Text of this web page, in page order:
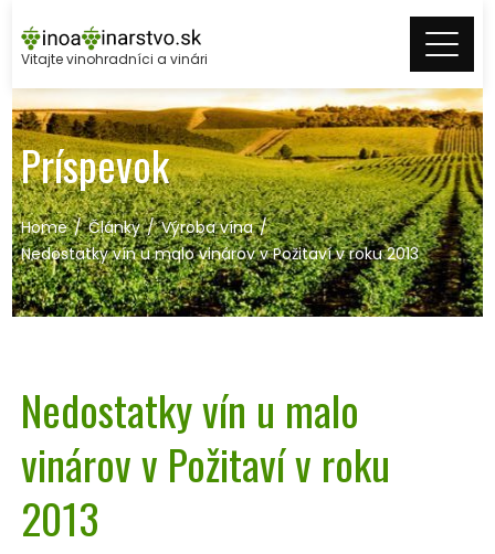
to
content
Vitajte vinohradníci a vinári
Príspevok
Home Články
Výroba vína
Nedostatky vín u malo vinárov v Požitaví v roku 2013
Nedostatky vín u malo
vinárov v Požitaví v roku
2013